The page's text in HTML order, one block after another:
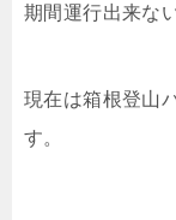
期間運行出来な
現在は箱根登山
す。